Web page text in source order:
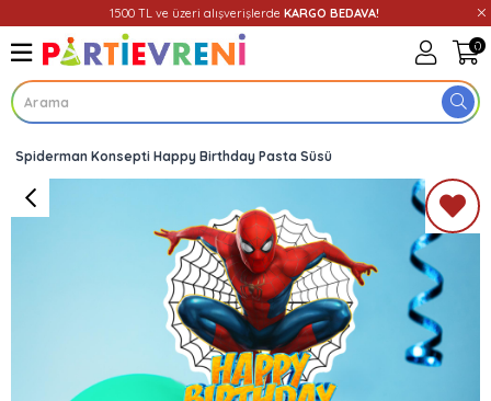
1500 TL ve üzeri alışverişlerde KARGO BEDAVA!
0
Üye Girişi Üye Ol
Spiderman Konsepti Happy Birthday Pasta Süsü